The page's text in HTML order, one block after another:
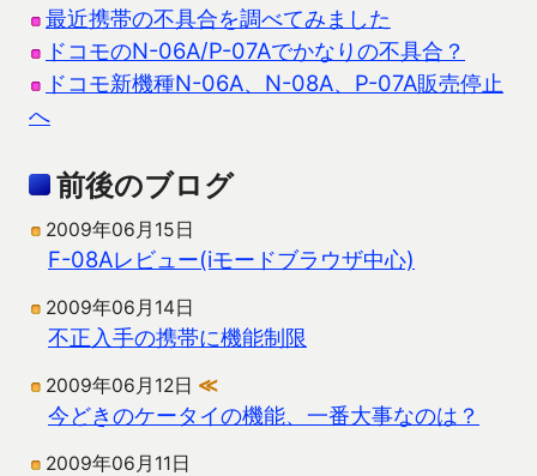
最近携帯の不具合を調べてみました
ドコモのN-06A/P-07Aでかなりの不具合？
ドコモ新機種N-06A、N-08A、P-07A販売停止
へ
前後のブログ
2009年06月15日
F-08Aレビュー(iモードブラウザ中心)
2009年06月14日
不正入手の携帯に機能制限
2009年06月12日 ≪
今どきのケータイの機能、一番大事なのは？
2009年06月11日